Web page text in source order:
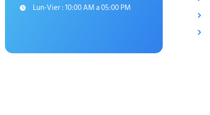
Lun-Vier : 10:00 AM a 05:00 PM